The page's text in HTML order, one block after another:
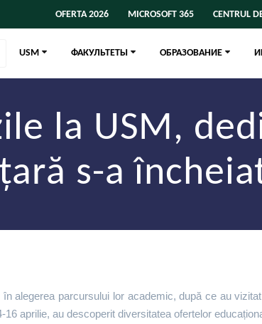
OFERTA 2026 MICROSOFT 365 CENTRUL
USM ФАКУЛЬТЕТЫ ОБРАЗОВАНИЕ
la USM,
s-a
alegerea parcursului lor academic, după ce au
aprilie, au descoperit diversitatea ofertelor